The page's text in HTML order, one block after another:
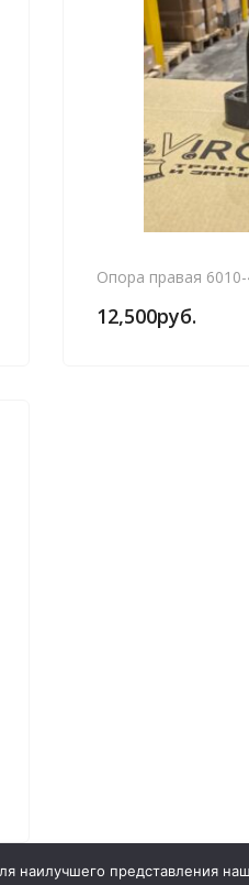
Опора правая
12,500руб.
наилучшего представления